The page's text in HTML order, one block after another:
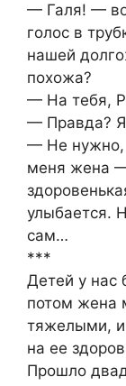
— Галя! —
голос в
нашей
похожа?
— На тебя,
— Правда? Я
— Не нужно,
меня жена
улыбается.
сам…
***
Детей у нас
потом жена
тяжелыми, и
на ее
Прошло